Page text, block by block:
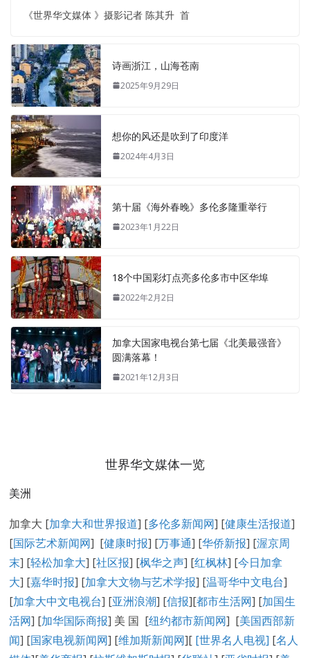
《世界华文媒体 》摄影记者 陈其升 首
诗画浙江，山海苍南
2025年9月29日
想你的风还是吹到了印度洋
2024年4月3日
第十届《海外春晚》多伦多隆重举行
2023年1月22日
18个中国彩灯点亮多伦多市中区华埠
2022年2月2日
加拿大国家电视台第七届《北美最强音》
圆满落幕！
2021年12月3日
世界华文媒体一览
美洲
加拿大 [加拿大和世界报道] [多伦多新闻网] [健康生活报道]
[国际艺术新闻网] [健康时报] [万事通] [华侨新报] [渥京周
末] [轻松加拿大] [社区报] [枫华之声] [红枫林] [今日加拿
大] [嘉华时报] [加拿大文物与艺术学报] [温哥华中文电台]
[加拿大中文电视台] [亚洲浪潮] [信报][都市生活网] [加国生
活网] [加华国际商报] 美 国 [纽约都市新闻网] [美国西部新
闻] [国家电视新闻网] [维加斯新闻网][ [世界名人电视] [名人